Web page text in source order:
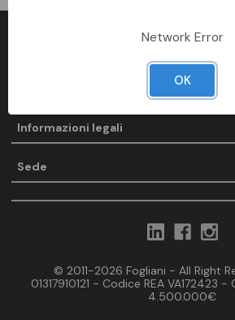
Informazioni legali
Sede
© 2011-2026 Fogliani - All Right
01317910121 - Codice REA VA172423
4.500.000€
Network Error
OK